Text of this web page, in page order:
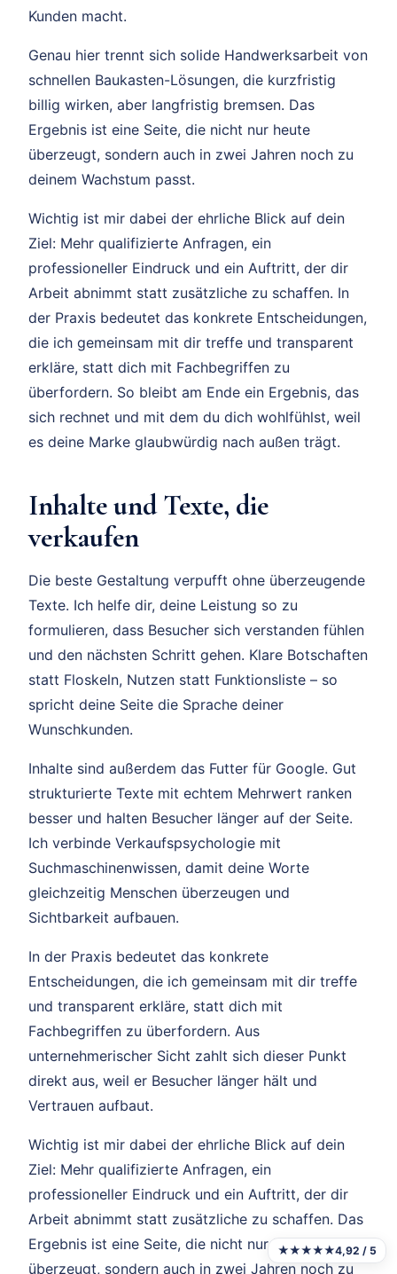
Kunden macht.
Genau hier trennt sich solide Handwerksarbeit von
schnellen Baukasten-Lösungen, die kurzfristig
billig wirken, aber langfristig bremsen. Das
Ergebnis ist eine Seite, die nicht nur heute
überzeugt, sondern auch in zwei Jahren noch zu
deinem Wachstum passt.
Wichtig ist mir dabei der ehrliche Blick auf dein
Ziel: Mehr qualifizierte Anfragen, ein
professioneller Eindruck und ein Auftritt, der dir
Arbeit abnimmt statt zusätzliche zu schaffen. In
der Praxis bedeutet das konkrete Entscheidungen,
die ich gemeinsam mit dir treffe und transparent
erkläre, statt dich mit Fachbegriffen zu
überfordern. So bleibt am Ende ein Ergebnis, das
sich rechnet und mit dem du dich wohlfühlst, weil
es deine Marke glaubwürdig nach außen trägt.
Inhalte und Texte, die
verkaufen
Die beste Gestaltung verpufft ohne überzeugende
Texte. Ich helfe dir, deine Leistung so zu
formulieren, dass Besucher sich verstanden fühlen
und den nächsten Schritt gehen. Klare Botschaften
statt Floskeln, Nutzen statt Funktionsliste – so
spricht deine Seite die Sprache deiner
Wunschkunden.
Inhalte sind außerdem das Futter für Google. Gut
strukturierte Texte mit echtem Mehrwert ranken
besser und halten Besucher länger auf der Seite.
Ich verbinde Verkaufspsychologie mit
Suchmaschinenwissen, damit deine Worte
gleichzeitig Menschen überzeugen und
Sichtbarkeit aufbauen.
In der Praxis bedeutet das konkrete
Entscheidungen, die ich gemeinsam mit dir treffe
und transparent erkläre, statt dich mit
Fachbegriffen zu überfordern. Aus
unternehmerischer Sicht zahlt sich dieser Punkt
direkt aus, weil er Besucher länger hält und
Vertrauen aufbaut.
Wichtig ist mir dabei der ehrliche Blick auf dein
Ziel: Mehr qualifizierte Anfragen, ein
professioneller Eindruck und ein Auftritt, der dir
Arbeit abnimmt statt zusätzliche zu schaffen. Das
Ergebnis ist eine Seite, die nicht nur heute
überzeugt, sondern auch in zwei Jahren noch zu
★★★★★4,92 / 5